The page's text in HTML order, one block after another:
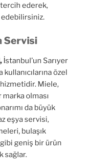
tercih ederek,
edebilirsiniz.
Servisi
İstanbul’un Sarıyer
özel
Miele,
marka olması
da büyük
eşya servisi,
bulaşık
geniş bir ürün
sağlar.